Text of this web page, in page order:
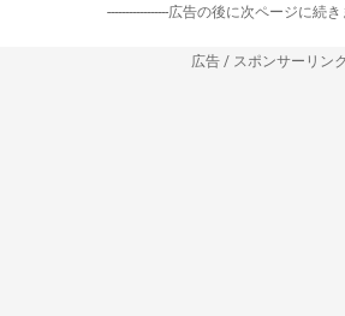
-----------------広告の後に次ページに続き
広告 / スポンサーリンク